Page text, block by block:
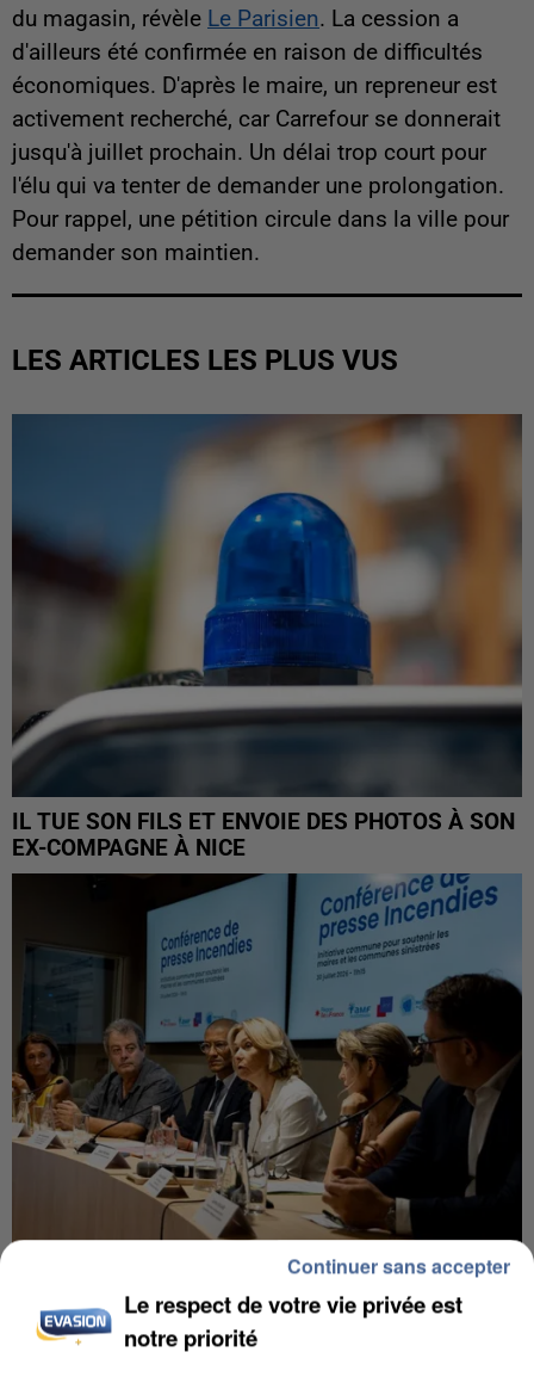
du magasin, révèle Le Parisien. La cession a
d'ailleurs été confirmée en raison de difficultés
économiques. D'après le maire, un repreneur est
activement recherché, car Carrefour se donnerait
jusqu'à juillet prochain. Un délai trop court pour
l'élu qui va tenter de demander une prolongation.
Pour rappel, une pétition circule dans la ville pour
demander son maintien.
LES ARTICLES LES PLUS VUS
IL TUE SON FILS ET ENVOIE DES PHOTOS À SON
EX-COMPAGNE À NICE
INCENDIES : L’ÎLE-DE-FRANCE LANCE UN ÉLAN
DE SOLIDARITÉ AVEC LES...
Le respect de votre vie privée est
notre priorité
Continuer sans accepter